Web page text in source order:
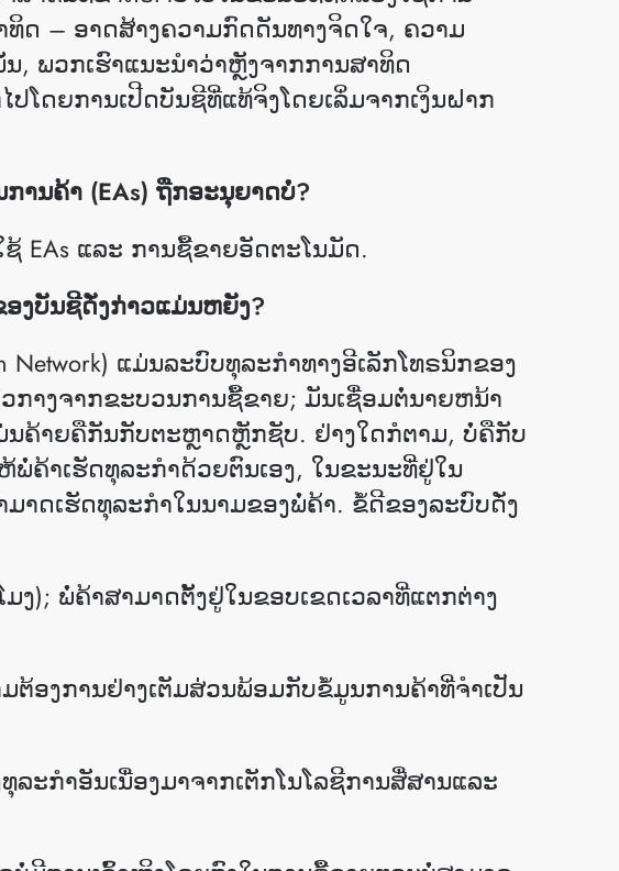
ດ – ອາດສ້າງຄວາມກົດດັນທາງຈິດໃຈ, ຄວາມ
, ພວກເຮົາແນະນໍາວ່າຫຼັງຈາກການສາທິດ
ໂດຍການເປີດບັນຊີທີ່ແທ້ຈິງໂດຍເລິ່ມຈາກເງິນຝາກ
ານຄ້າ (EAs) ຖືກອະນຸຍາດບໍ່?
EAs ແລະ ການຊື້ຂາຍອັດຕະໂນມັດ.
ງບັນຊີດັ່ງກ່າວແມ່ນຫຍັງ?
Network) ແມ່ນລະບົບທຸລະກຳທາງອີເລັກໂທຣນິກຂອງ
ກາງຈາກຂະບວນການຊື້ຂາຍ; ມັນເຊື່ອມຕໍ່ນາຍຫນ້າ
ນຄ້າຍຄືກັນກັບຕະຫຼາດຫຼັກຊັບ. ຢ່າງໃດກໍຕາມ, ບໍ່ຄືກັບ
ຄ້າເຮັດທຸລະກໍາດ້ວຍຕົນເອງ, ໃນຂະນະທີ່ຢູ່ໃນ
ດເຮັດທຸລະກໍາໃນນາມຂອງພໍ່ຄ້າ. ຂໍ້​ດີ​ຂອງ​ລະ​ບົບ​ດັ່ງ​
ພໍ່ຄ້າສາມາດຕັ້ງຢູ່ໃນຂອບເຂດເວລາທີ່ແຕກຕ່າງ
ງການຢ່າງເຕັມສ່ວນພ້ອມກັບຂໍ້ມູນການຄ້າທີ່ຈໍາເປັນ
ກໍາອັນເນື່ອງມາຈາກເຕັກໂນໂລຊີການສື່ສານແລະ